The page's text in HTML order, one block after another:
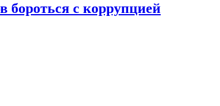
бороться с коррупцией